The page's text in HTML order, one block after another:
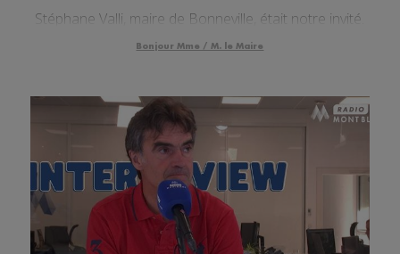
Stéphane Valli, maire de Bonneville, était notre invité.
Bonjour Mme / M. le Maire